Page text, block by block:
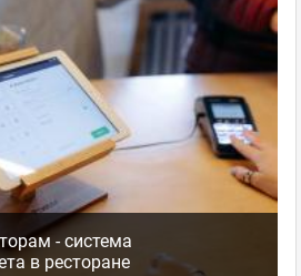
- система
в ресторане